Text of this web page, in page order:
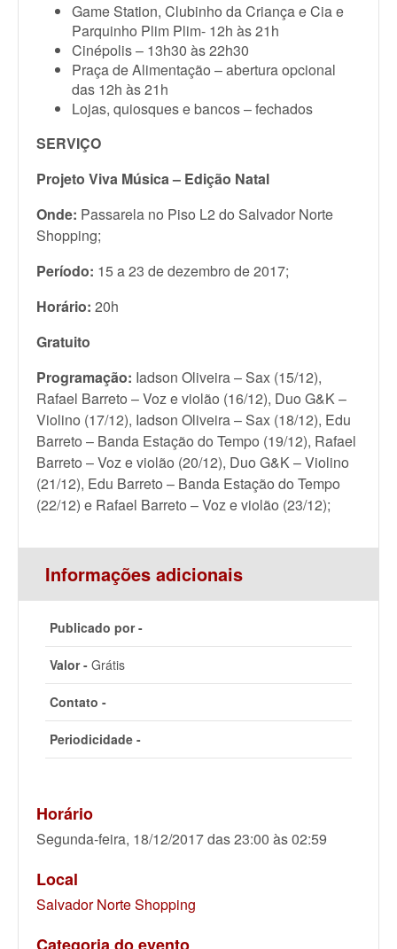
Game Station, Clubinho da Criança e Cia e
Parquinho Plim Plim- 12h às 21h
Cinépolis – 13h30 às 22h30
Praça de Alimentação – abertura opcional
das 12h às 21h
Lojas, quiosques e bancos – fechados
SERVIÇO
Projeto Viva Música – Edição Natal
Onde: Passarela no Piso L2 do Salvador Norte
Shopping;
Período: 15 a 23 de dezembro de 2017;
Horário: 20h
Gratuito
Programação: Iadson Oliveira – Sax (15/12),
Rafael Barreto – Voz e violão (16/12), Duo G&K –
Violino (17/12), Iadson Oliveira – Sax (18/12), Edu
Barreto – Banda Estação do Tempo (19/12), Rafael
Barreto – Voz e violão (20/12), Duo G&K – Violino
(21/12), Edu Barreto – Banda Estação do Tempo
(22/12) e Rafael Barreto – Voz e violão (23/12);
Informações adicionais
Publicado por -
Valor - Grátis
Contato -
Periodicidade -
Horário
Segunda-feira, 18/12/2017 das 23:00 às 02:59
Local
Salvador Norte Shopping